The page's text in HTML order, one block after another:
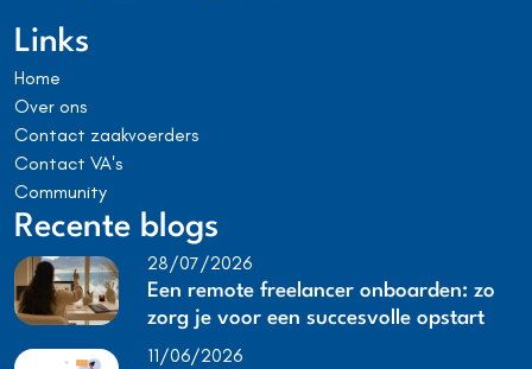
Links
Home
Over ons
Contact zaakvoerders
Contact VA's
Community
Recente blogs
28/07/2026
Een remote freelancer onboarden: zo
zorg je voor een succesvolle opstart
11/06/2026